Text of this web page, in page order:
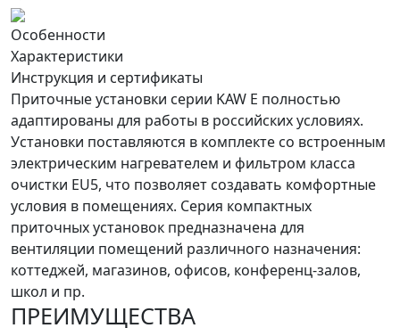
Особенности
Характеристики
Инструкция и сертификаты
Приточные установки серии KAW E полностью
адаптированы для работы в российских условиях.
Установки поставляются в комплекте со встроенным
электрическим нагревателем и фильтром класса
очистки EU5, что позволяет создавать комфортные
условия в помещениях. Серия компактных
приточных установок предназначена для
вентиляции помещений различного назначения:
коттеджей, магазинов, офисов, конференц-залов,
школ и пр.
ПРЕИМУЩЕСТВА